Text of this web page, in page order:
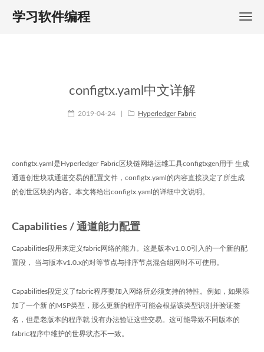
学习软件编程
configtx.yaml中文详解
2019-04-24 Hyperledger Fabric
configtx.yaml是Hyperledger Fabric区块链网络运维工具configtxgen用于 生成
通道创世块或通道交易的配置文件，configtx.yaml的内容直接决定了所生成
的创世区块的内容。本文将给出configtx.yaml的详细中文说明。
Capabilities / 通道能力配置
Capabilities段用来定义fabric网络的能力。这是版本v1.0.0引入的一个新的配
置段， 当与版本v1.0.x的对等节点与排序节点混合组网时不可使用。
Capabilities段定义了fabric程序要加入网络所必须支持的特性。例如，如果添
加了一个新 的MSP类型，那么更新的程序可能会根据该类型识别并验证签
名，但是老版本的程序就 没有办法验证这些交易。这可能导致不同版本的
fabric程序中维护的世界状态不一致。